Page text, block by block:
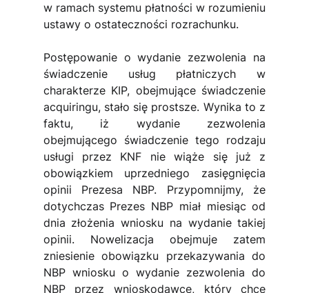
w ramach systemu płatności w rozumieniu
ustawy o ostateczności rozrachunku.
Postępowanie o wydanie zezwolenia na
świadczenie usług płatniczych w
charakterze KIP, obejmujące świadczenie
acquiringu, stało się prostsze. Wynika to z
faktu, iż wydanie zezwolenia
obejmującego świadczenie tego rodzaju
usługi przez KNF nie wiąże się już z
obowiązkiem uprzedniego zasięgnięcia
opinii Prezesa NBP. Przypomnijmy, że
dotychczas Prezes NBP miał miesiąc od
dnia złożenia wniosku na wydanie takiej
opinii. Nowelizacja obejmuje zatem
zniesienie obowiązku przekazywania do
NBP wniosku o wydanie zezwolenia do
NBP przez wnioskodawcę, który chce